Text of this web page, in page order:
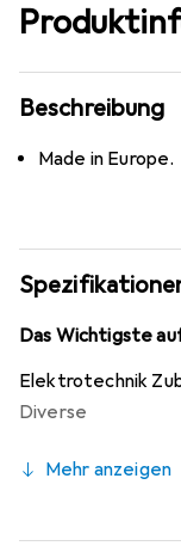
Beschreibung
Made in Europe.
Das Wichtigste
Elektrotechnik
Diverse
Mehr anzeigen